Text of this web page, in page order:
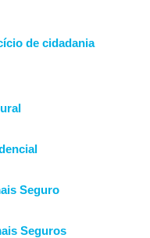
de cidadania
Seguro
Seguros